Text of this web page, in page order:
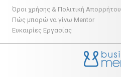
Όροι χρήσης & Πολιτική Απορρήτου
Πώς μπορώ να γίνω Mentor
Ευκαιρίες Εργασίας